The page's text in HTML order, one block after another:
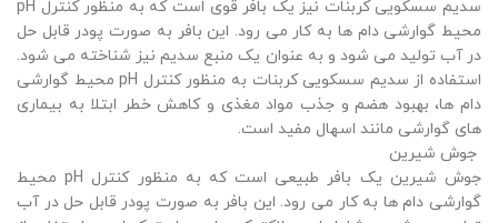
سدیم سسکویی کربنات نیز یک بافر قوی است که به منظور کنترل pH
محیط گوارشی دام ها به کار می رود. این بافر به صورت پودر قابل حل
در آب تولید می شود و به عنوان یک منبع سدیم نیز شناخته می شود.
استفاده از سدیم سسکویی کربنات به منظور کنترل pH محیط گوارشی
دام ها، بهبود هضم و جذب مواد مغذی و کاهش خطر ابتلا به بیماری
های گوارشی مانند اسهال مفید است.
جوش شیرین
جوش شیرین یک بافر طبیعی است که به منظور کنترل pH محیط
گوارشی دام ها به کار می رود. این بافر به صورت پودر قابل حل در آب